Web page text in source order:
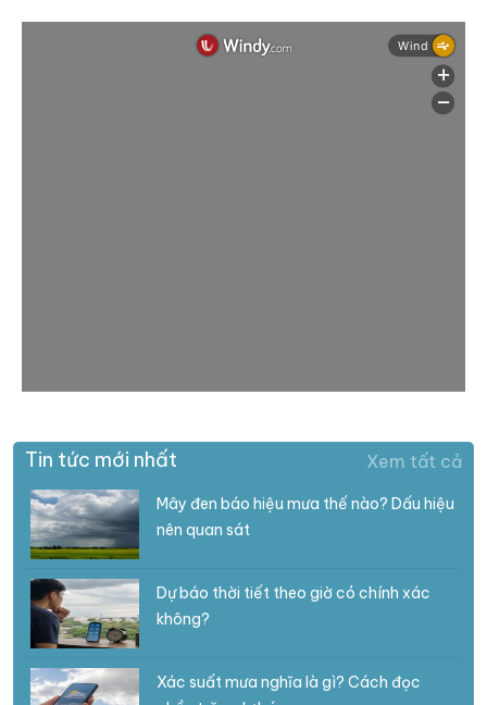
Tin tức mới nhất Xem tất cả
Mây đen báo hiệu mưa thế nào? Dấu hiệu
nên quan sát
Dự báo thời tiết theo giờ có chính xác
không?
Xác suất mưa nghĩa là gì? Cách đọc